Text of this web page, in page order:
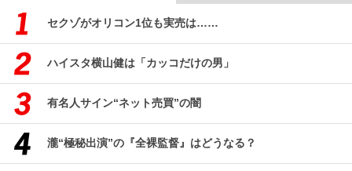
セクゾがオリコン1位も実売は……
ハイスタ横山健は「カッコだけの男」
有名人サイン“ネット売買”の闇
瀧“極秘出演”の『全裸監督』はどうなる？